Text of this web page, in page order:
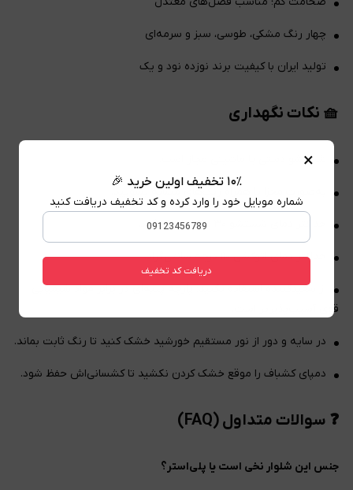
چهار رنگ مشکی، طوسی، سبز و سرمه‌ای
تولید ایران با کیفیت برند نوزده نود و یک
🧺 نکات نگهداری
شستشو دستی یا ماشینی مجاز است.
به‌صورت مجزا یا همراه رنگ‌های مشابه بشویید.
حداکثر دمای اتوکشی ۱۱۰ درجه سانتی‌گراد.
از سفیدکننده استفاده نکنید؛ پارچه پنبه‌ای در برابر مواد شیمیایی
قوی آسیب‌پذیرتر است.
در سایه و دور از نور مستقیم خورشید خشک کنید تا رنگ ثابت بماند.
دمپای کشباف را موقع خشک کردن نکشید تا کشسانی‌اش حفظ شود.
❓ سوالات متداول (FAQ)
جنس این شلوار نخی است یا پلی‌استر؟
×
۱۰٪ تخفیف اولین خرید 🎉
شماره موبایل خود را وارد کرده و کد تخفیف دریافت کنید
دریافت کد تخفیف